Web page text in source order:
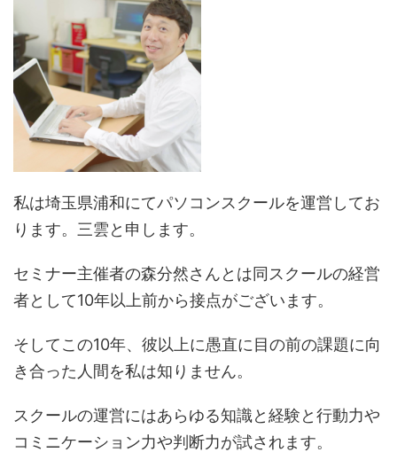
私は埼玉県浦和にてパソコンスクールを運営してお
ります。三雲と申します。
セミナー主催者の森分然さんとは同スクールの経営
者として10年以上前から接点がございます。
そしてこの10年、彼以上に愚直に目の前の課題に向
き合った人間を私は知りません。
スクールの運営にはあらゆる知識と経験と行動力や
コミニケーション力や判断力が試されます。